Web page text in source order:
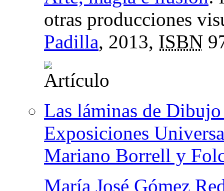
otras producciones
Padilla, 2013, ISBN
Las láminas de
Exposiciones
Mariano Borrell y
María José Gómez